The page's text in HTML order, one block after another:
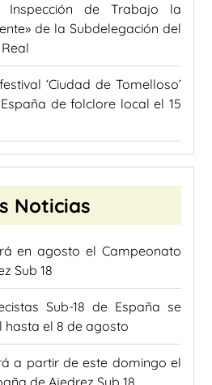
Inspección de Trabajo la
de la Subdelegación del
‘Ciudad de Tomelloso’
de folclore local el 15
Noticias
en agosto el Campeonato
Sub 18
Sub-18 de España se
hasta el 8 de agosto
a partir de este domingo el